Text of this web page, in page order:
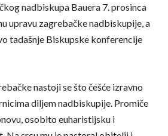
nadbiskupa Bauera 7. prosinca
upravu zagrebačke nadbiskupije, a
tadašnje Biskupske konferencije
nastoji se što češće izravno
diljem nadbiskupije. Promiče
osobito euharistijsku i